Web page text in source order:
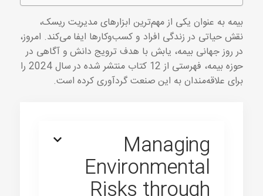
بیمه به عنوان یکی از مهم‌ترین ابزارهای مدیریت ریسک،
نقش حیاتی در زندگی افراد و کسب‌وکارها ایفا می‌کند. امروز،
در روز جهانی بیمه، یابش با هدف ترویج دانش و آگاهی در
حوزه بیمه، فهرستی از 12 کتاب منتشر شده در سال 2024 را
برای علاقه‌مندان به این صنعت گردآوری کرده است.
Managing
Environmental